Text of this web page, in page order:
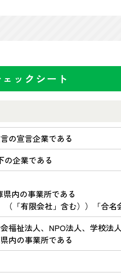
ックシート
の宣言企業である
の企業である
内の事業所である
「有限会社」含む））「合名
福祉法人、NPO法人、学校法
内の事業所である